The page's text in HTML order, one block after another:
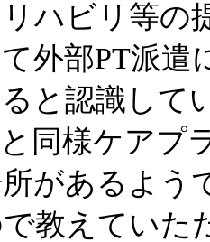
ハビリ等の
外部PT派遣
と認識して
同様ケアプ
があるよう
教えていた